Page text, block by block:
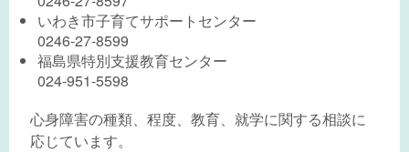
いわき市子育てサポートセンター
0246-27-8599
福島県特別支援教育センター
024-951-5598
心身障害の種類、程度、教育、就学に関する相談に
応じています。